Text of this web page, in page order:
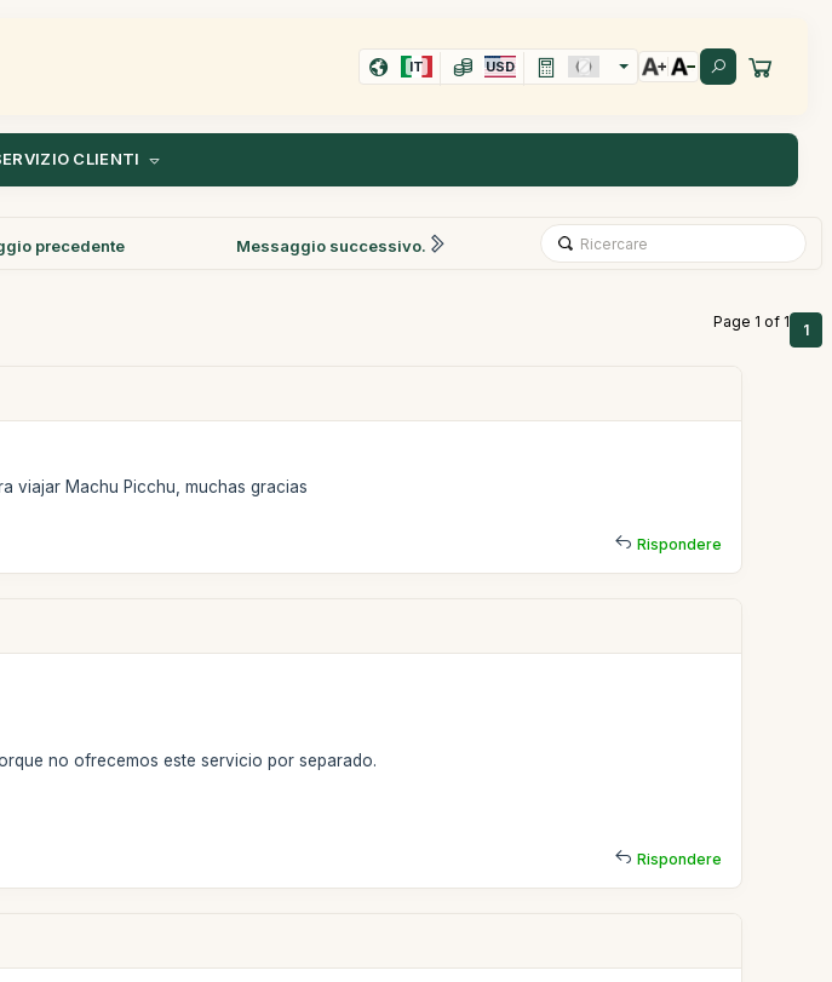
IT USD
CLIENTI
precedente Messaggio successivo.
Page 1 of 1 1
viajar Machu Picchu, muchas gracias
Rispondere
no ofrecemos este servicio por separado.
Rispondere